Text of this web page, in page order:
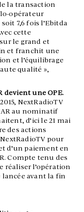
la transaction
opérateur
7,6 fois l’Ebitda
cette
le grand et
et franchit une
et l’équilibrage
qualité »,
devient une OPE.
NextRadioTV
au nominatif
d’ici le 21 mai
des actions
pour
d’un paiement en
Compte tenu des
réaliser l’opération
lancée avant la fin